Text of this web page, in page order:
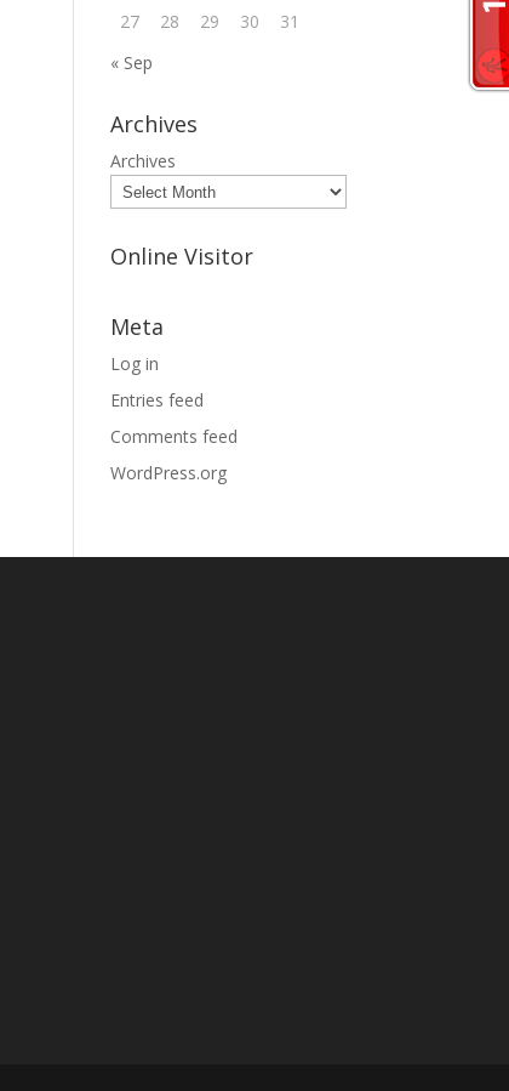
27 28 29 30
31
« Sep
Archives
Archives
Online Visitor
Meta
Log in
Entries feed
Comments feed
WordPress.org